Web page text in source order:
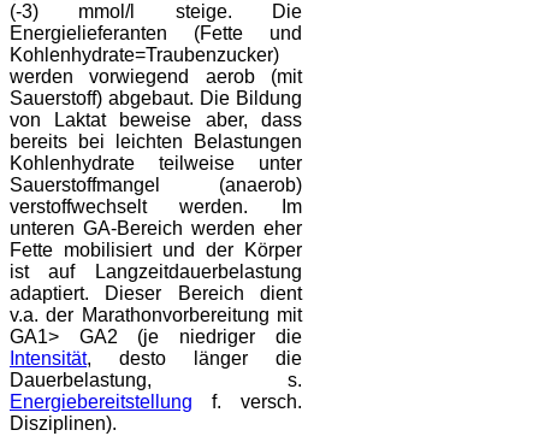
(-3) mmol/l steige. Die
Energielieferanten (Fette und
Kohlenhydrate=Traubenzucker)
werden vorwiegend aerob (mit
Sauerstoff) abgebaut. Die Bildung
von Laktat beweise aber, dass
bereits bei leichten Belastungen
Kohlenhydrate teilweise unter
Sauerstoffmangel (anaerob)
verstoffwechselt werden. Im
unteren GA-Bereich werden eher
Fette mobilisiert und der Körper
ist auf Langzeitdauerbelastung
adaptiert. Dieser Bereich dient
v.a. der Marathonvorbereitung mit
GA1> GA2 (je niedriger die
Intensität, desto länger die
Dauerbelastung, s.
Energiebereitstellung f. versch.
Disziplinen).